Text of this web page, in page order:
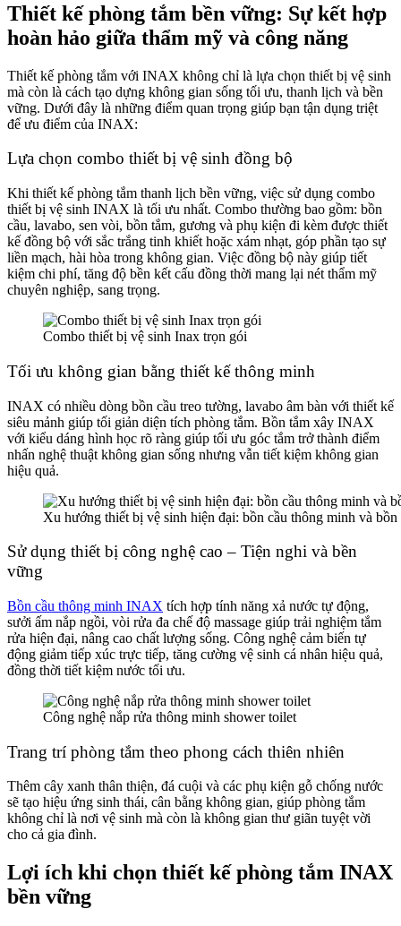
Thiết kế phòng tắm bền vững: Sự kết hợp
hoàn hảo giữa thẩm mỹ và công năng
Thiết kế phòng tắm với INAX không chỉ là lựa chọn thiết bị vệ sinh
mà còn là cách tạo dựng không gian sống tối ưu, thanh lịch và bền
vững. Dưới đây là những điểm quan trọng giúp bạn tận dụng triệt
để ưu điểm của INAX:
Lựa chọn combo thiết bị vệ sinh đồng bộ
Khi thiết kế phòng tắm thanh lịch bền vững, việc sử dụng combo
thiết bị vệ sinh INAX là tối ưu nhất. Combo thường bao gồm: bồn
cầu, lavabo, sen vòi, bồn tắm, gương và phụ kiện đi kèm được thiết
kế đồng bộ với sắc trắng tinh khiết hoặc xám nhạt, góp phần tạo sự
liền mạch, hài hòa trong không gian. Việc đồng bộ này giúp tiết
kiệm chi phí, tăng độ bền kết cấu đồng thời mang lại nét thẩm mỹ
chuyên nghiệp, sang trọng.​
Combo thiết bị vệ sinh Inax trọn gói
Tối ưu không gian bằng thiết kế thông minh
INAX có nhiều dòng bồn cầu treo tường, lavabo âm bàn với thiết kế
siêu mảnh giúp tối giản diện tích phòng tắm. Bồn tắm xây INAX
với kiểu dáng hình học rõ ràng giúp tối ưu góc tắm trở thành điểm
nhấn nghệ thuật không gian sống nhưng vẫn tiết kiệm không gian
hiệu quả.​
Xu hướng thiết bị vệ sinh hiện đại: bồn cầu thông minh và
Sử dụng thiết bị công nghệ cao – Tiện nghi và bền
vững
Bồn cầu thông minh INAX tích hợp tính năng xả nước tự động,
sưởi ấm nắp ngồi, vòi rửa đa chế độ massage giúp trải nghiệm tắm
rửa hiện đại, nâng cao chất lượng sống. Công nghệ cảm biến tự
động giảm tiếp xúc trực tiếp, tăng cường vệ sinh cá nhân hiệu quả,
đồng thời tiết kiệm nước tối ưu.​
Công nghệ nắp rửa thông minh shower toilet
Trang trí phòng tắm theo phong cách thiên nhiên
Thêm cây xanh thân thiện, đá cuội và các phụ kiện gỗ chống nước
sẽ tạo hiệu ứng sinh thái, cân bằng không gian, giúp phòng tắm
không chỉ là nơi vệ sinh mà còn là không gian thư giãn tuyệt vời
cho cả gia đình.​
Lợi ích khi chọn thiết kế phòng tắm INAX
bền vững